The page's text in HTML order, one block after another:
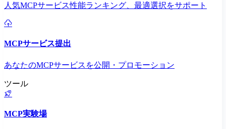
人気MCPサービス性能ランキング、最適選択をサポート
MCPサービス提出
あなたのMCPサービスを公開・プロモーション
ツール
MCP実験場